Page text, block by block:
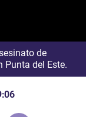
de
Punta del Este.